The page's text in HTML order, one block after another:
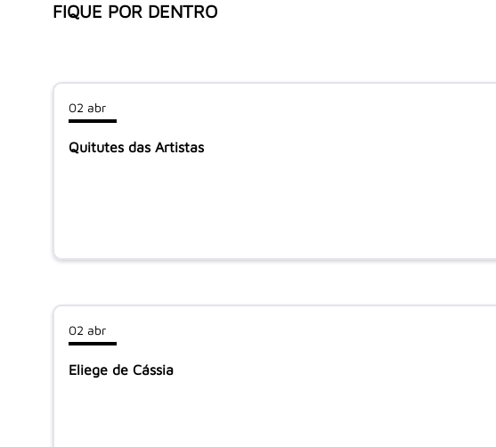
FIQUE POR DENTRO
02 abr
Quitutes das Artistas
02 abr
Eliege de Cássia